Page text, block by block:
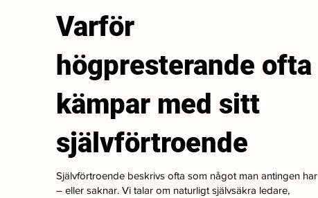
Varför
högpresterande ofta
kämpar med sitt
självförtroende
Självförtroende beskrivs ofta som något man antingen har
– eller saknar. Vi talar om naturligt självsäkra ledare,